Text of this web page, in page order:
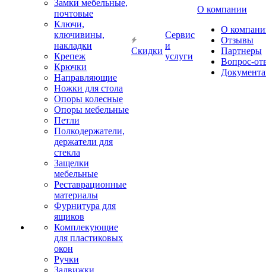
Замки мебельные,
почтовые
Ключи,
ключивины,
накладки
Крепеж
Крючки
Направляющие
Ножки для стола
Опоры колесные
Опоры мебельные
Петли
Полкодержатели,
держатели для
стекла
Защелки
мебельные
Реставрационные
материалы
Фурнитура для
ящиков
Комплекующие
для пластиковых
окон
Ручки
Задвижки
Скидки
Сервис
и
услуги
О компании
О
Отзывы
Партнеры
Вопрос-